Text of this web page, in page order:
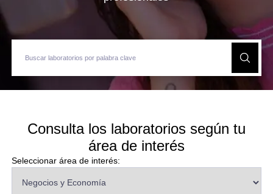
Consulta los laboratorios según tu
área de interés
Seleccionar área de interés: